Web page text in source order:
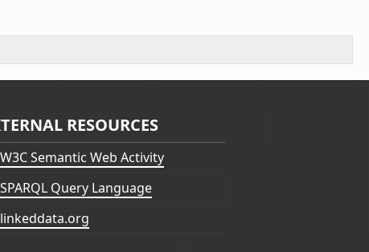
RESOURCES
W3C Semantic Web Activity
SPARQL Query Language
linkeddata.org